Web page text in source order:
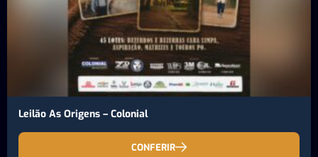
Leilão As Origens – Colonial
CONFERIR